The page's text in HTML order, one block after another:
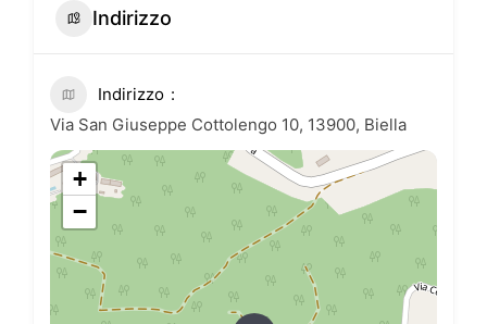
Indirizzo
Indirizzo
Via San Giuseppe Cottolengo 10, 13900, Biella
+
−